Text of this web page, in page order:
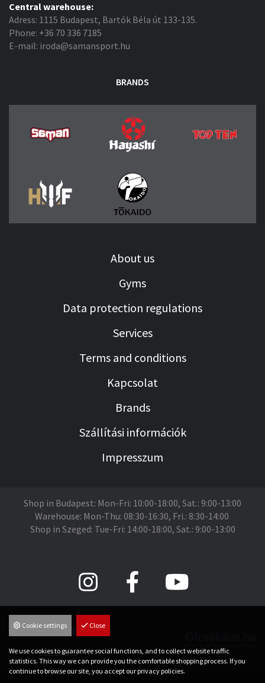
Central warehouse:
Adress: 1115 Budapest, Bartók Béla út 133-135.
Phone: +36 70 336 7185
E-mail: iroda@samansport.hu
BRANDS
About us
Gyms
Data protection regulations
Services
Terms and conditions
Kapcsolat
Brands
Szállítási információk
Impresszum
Shop in Budapest: Mon-Fri: 10:00-18:00, Sat.: 9:00-13:00
Warehouse: Mon-Thu: 08:30-16:30, Fri.: 8:30-14:00
Shop in Szeged: Tue-Fri: 14:00-18:00, Sat.: 9:00-13:00
Árukereső.hu
Cookie settings Close
We use cookies to guarantee social functions, and to collect website traffic
statistics. This way we can provide you the comfortable shopping process. If you
continue to browse our site, you accept our privacy policies.